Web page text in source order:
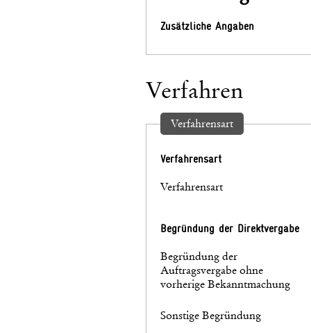
Zusätzliche Angaben
Verfahren
Verfahrensart
Verfahrensart
Verfahrensart
Begründung der Direktvergabe
Begründung der
Auftragsvergabe ohne
vorherige Bekanntmachung
Sonstige Begründung